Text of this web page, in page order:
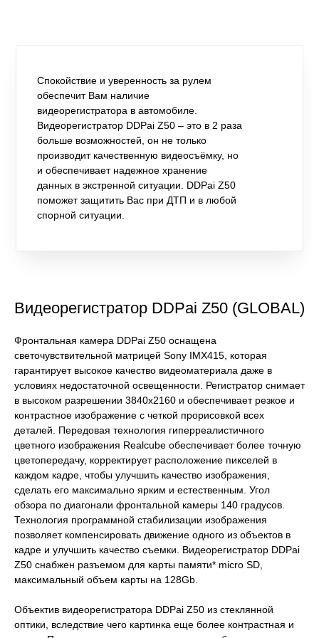
Спокойствие и уверенность за рулем
обеспечит Вам наличие
видеорегистратора в автомобиле.
Видеорегистратор DDPai Z50 – это в 2 раза
больше возможностей, он не только
производит качественную видеосъёмку, но
и обеспечивает надежное хранение
данных в экстренной ситуации. DDPai Z50
поможет защитить Вас при ДТП и в любой
спорной ситуации.
Видеорегистратор DDPai Z50 (GLOBAL)
Фронтальная камера DDPai Z50 оснащена
светочувствительной матрицей Sony IMX415, которая
гарантирует высокое качество видеоматериала даже в
условиях недостаточной освещенности. Регистратор снимает
в высоком разрешении 3840x2160 и обеспечивает резкое и
контрастное изображение с четкой прорисовкой всех
деталей. Передовая технология гиперреалистичного
цветного изображения Realcube обеспечивает более точную
цветопередачу, корректирует расположение пикселей в
каждом кадре, чтобы улучшить качество изображения,
сделать его максимально ярким и естественным. Угол
обзора по диагонали фронтальной камеры 140 градусов.
Технология программной стабилизации изображения
позволяет компенсировать движение одного из объектов в
кадре и улучшить качество съемки. Видеорегистратор DDPai
Z50 снабжен разъемом для карты памяти* micro SD,
максимальный объем карты на 128Gb.
Объектив видеорегистратора DDPai Z50 из стеклянной
оптики, вследствие чего картинка еще более контрастная и